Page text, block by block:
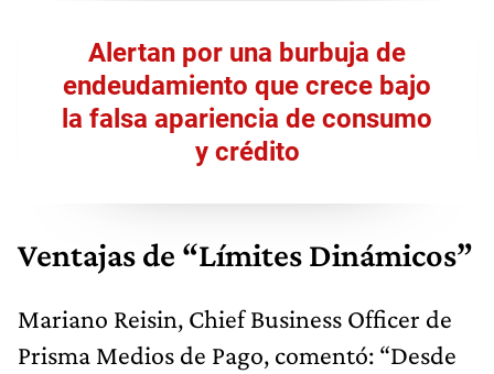
Alertan por una burbuja de
endeudamiento que crece bajo
la falsa apariencia de consumo
y crédito
Ventajas de “Límites Dinámicos”
Mariano Reisin, Chief Business Officer de
Prisma Medios de Pago, comentó: “Desde